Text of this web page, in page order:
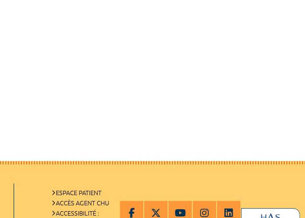
ESPACE PATIENT
ACCÈS AGENT CHU
ACCESSIBILITÉ :